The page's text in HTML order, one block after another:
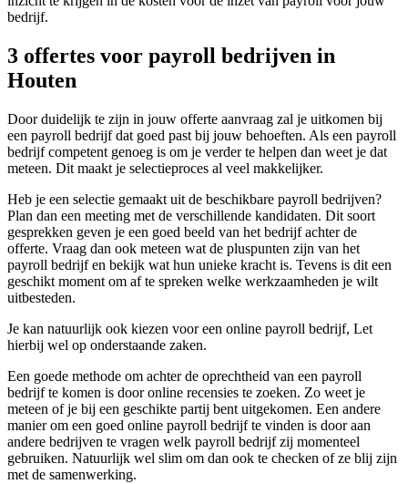
bedrijf.
3 offertes voor payroll bedrijven in
Houten
Door duidelijk te zijn in jouw offerte aanvraag zal je uitkomen bij
een payroll bedrijf dat goed past bij jouw behoeften. Als een payroll
bedrijf competent genoeg is om je verder te helpen dan weet je dat
meteen. Dit maakt je selectieproces al veel makkelijker.
Heb je een selectie gemaakt uit de beschikbare payroll bedrijven?
Plan dan een meeting met de verschillende kandidaten. Dit soort
gesprekken geven je een goed beeld van het bedrijf achter de
offerte. Vraag dan ook meteen wat de pluspunten zijn van het
payroll bedrijf en bekijk wat hun unieke kracht is. Tevens is dit een
geschikt moment om af te spreken welke werkzaamheden je wilt
uitbesteden.
Je kan natuurlijk ook kiezen voor een online payroll bedrijf, Let
hierbij wel op onderstaande zaken.
Een goede methode om achter de oprechtheid van een payroll
bedrijf te komen is door online recensies te zoeken. Zo weet je
meteen of je bij een geschikte partij bent uitgekomen. Een andere
manier om een goed online payroll bedrijf te vinden is door aan
andere bedrijven te vragen welk payroll bedrijf zij momenteel
gebruiken. Natuurlijk wel slim om dan ook te checken of ze blij zijn
met de samenwerking.